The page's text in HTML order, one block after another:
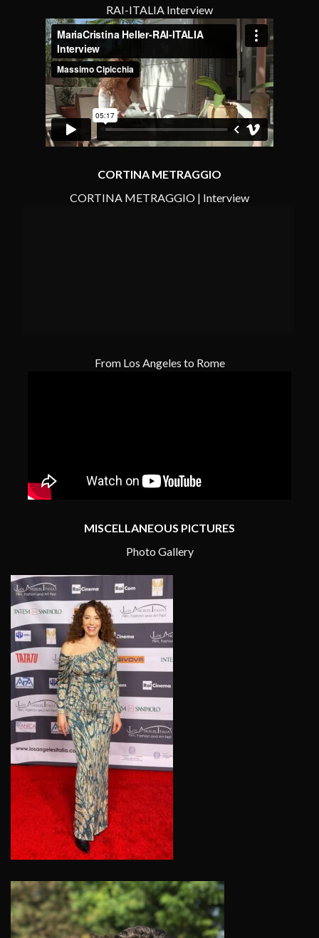
RAI-ITALIA Interview
CORTINA METRAGGIO
CORTINA METRAGGIO | Interview
From Los Angeles to Rome
MISCELLANEOUS PICTURES
Photo Gallery